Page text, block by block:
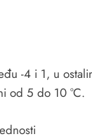
-4 i 1, u
od 5 do 10 °C.